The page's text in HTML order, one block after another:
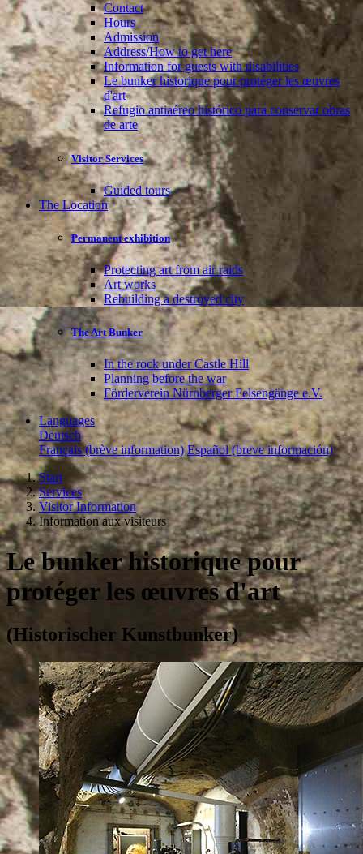
Contact
Hours
Admission
Address/How to get here
Information for guests with disabilities
Le bunker historique pour protéger les œuvres
d'art
Refugio antiaéreo histórico para conservar obras
de arte
Visitor Services
Guided tours
The Location
Permanent exhibition
Protecting art from air raids
Art works
Rebuilding a destroyed city
The Art Bunker
In the rock under Castle Hill
Planning before the war
Förderverein Nürnberger Felsengänge e.V.
Languages
Deutsch
Français (brève information) Español (breve información)
Start
Services
Visitor Information
Information aux visiteurs
Le bunker historique pour
protéger les œuvres d'art
(Historischer Kunstbunker)